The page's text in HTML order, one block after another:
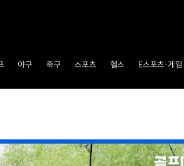
야구 축구 스포츠 헬스 E스포츠·게임